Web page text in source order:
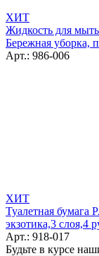
ХИТ
Жидкость для
Бережная уборка,
Арт.: 986-006
ХИТ
Туалетная бумага
экзотика,3 слоя,4
Арт.: 918-017
Будьте в курсе